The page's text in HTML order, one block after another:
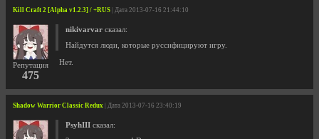
Kill Craft 2 [Alpha v1.2.3] / +RUS | Дата 2013-07-16 21:44:10
Репутация
475
nikivarvar сказал:
Найдутся люди, которые руссифицируют игру.
Нет.
Shadow Warrior Classic Redux | Дата 2013-07-16 23:40:19
PsyhIII сказал: